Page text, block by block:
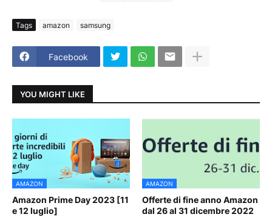
Tags amazon samsung
Facebook
YOU MIGHT LIKE
AMAZON
Amazon Prime Day 2023 [11
e 12 luglio]
AMAZON
Offerte di fine anno Amazon
dal 26 al 31 dicembre 2022